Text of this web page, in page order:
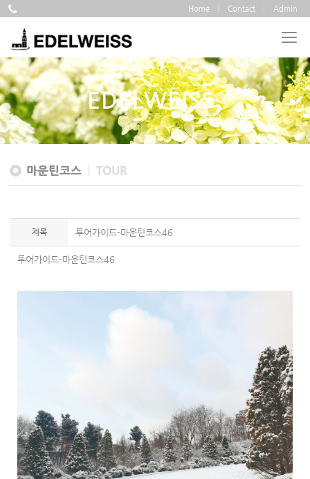
Home Contact Admin
EDELWEISS
마운틴코스 TOUR
제목 투어가이드-마운틴코스46
투어가이드-마운틴코스46